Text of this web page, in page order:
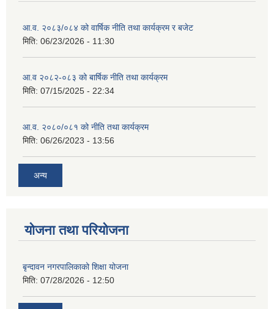
आ.व. २०८३/०८४ को वार्षिक नीति तथा कार्यक्रम र बजेट
मिति: 06/23/2026 - 11:30
आ.व २०८२-०८३ को बार्षिक नीति तथा कार्यक्रम
मिति: 07/15/2025 - 22:34
आ.व. २०८०/०८१ को नीति तथा कार्यक्रम
मिति: 06/26/2023 - 13:56
अन्य
योजना तथा परियोजना
बृन्दावन नगरपालिकाको शिक्षा योजना
मिति: 07/28/2026 - 12:50